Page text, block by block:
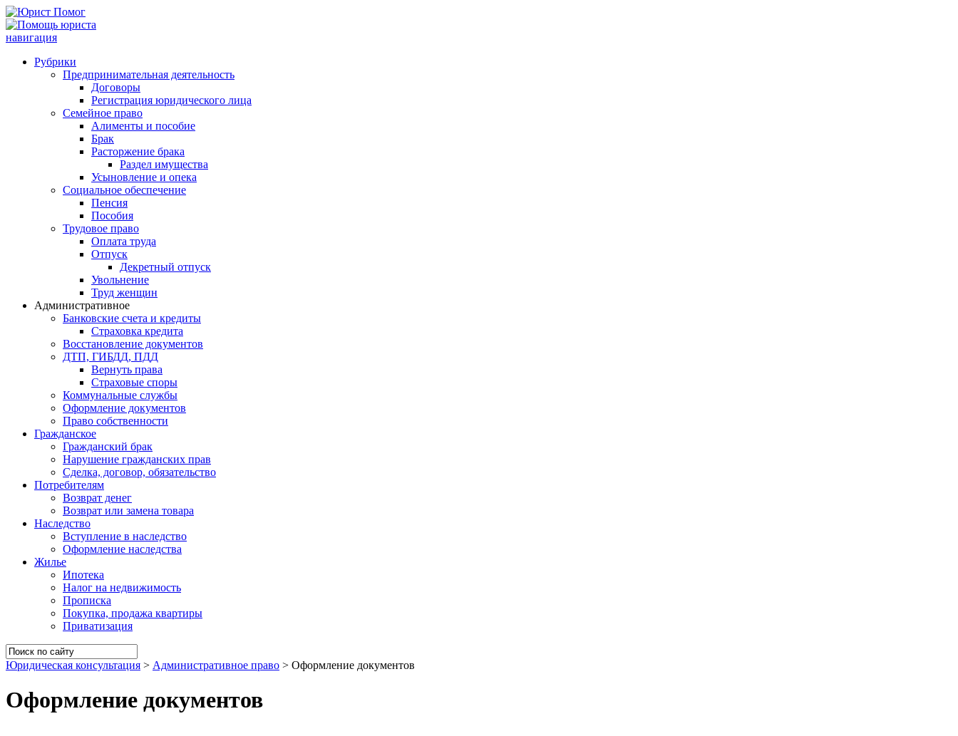
навигация
Рубрики
Предпринимательная деятельность
Договоры
Регистрация юридического лица
Семейное право
Алименты и пособие
Брак
Расторжение брака
Раздел имущества
Усыновление и опека
Социальное обеспечение
Пенсия
Пособия
Трудовое право
Оплата труда
Отпуск
Декретный отпуск
Увольнение
Труд женщин
Административное
Банковские счета и кредиты
Страховка кредита
Восстановление документов
ДТП, ГИБДД, ПДД
Вернуть права
Страховые споры
Коммунальные службы
Оформление документов
Право собственности
Гражданское
Гражданский брак
Нарушение гражданских прав
Сделка, договор, обязательство
Потребителям
Возврат денег
Возврат или замена товара
Наследство
Вступление в наследство
Оформление наследства
Жилье
Ипотека
Налог на недвижимость
Прописка
Покупка, продажа квартиры
Приватизация
Юридическая консультация > Административное право > Оформление документов
Оформление документов